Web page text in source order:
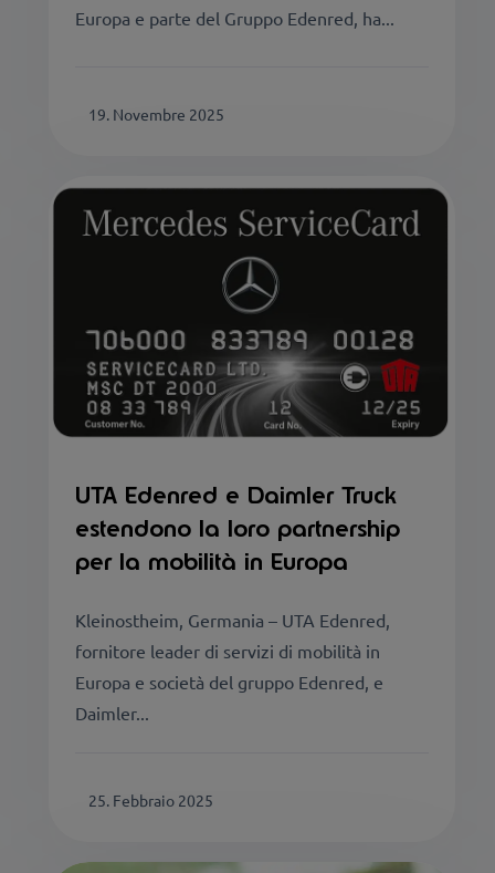
Europa e parte del Gruppo Edenred, ha...
19. Novembre 2025
UTA Edenred e Daimler Truck
estendono la loro partnership
per la mobilità in Europa
Kleinostheim, Germania – UTA Edenred,
fornitore leader di servizi di mobilità in
Europa e società del gruppo Edenred, e
Daimler...
25. Febbraio 2025